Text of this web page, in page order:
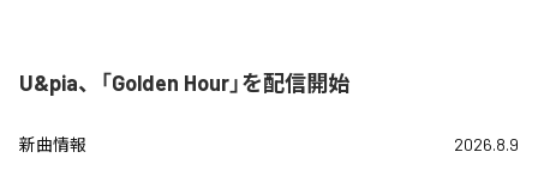
U&pia、「Golden Hour」を配信開始
新曲情報 2026.8.9